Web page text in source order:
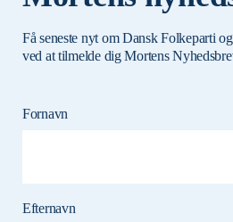
Få seneste nyt om Dansk Folkeparti
ved at tilmelde dig Mortens
Fornavn
Efternavn